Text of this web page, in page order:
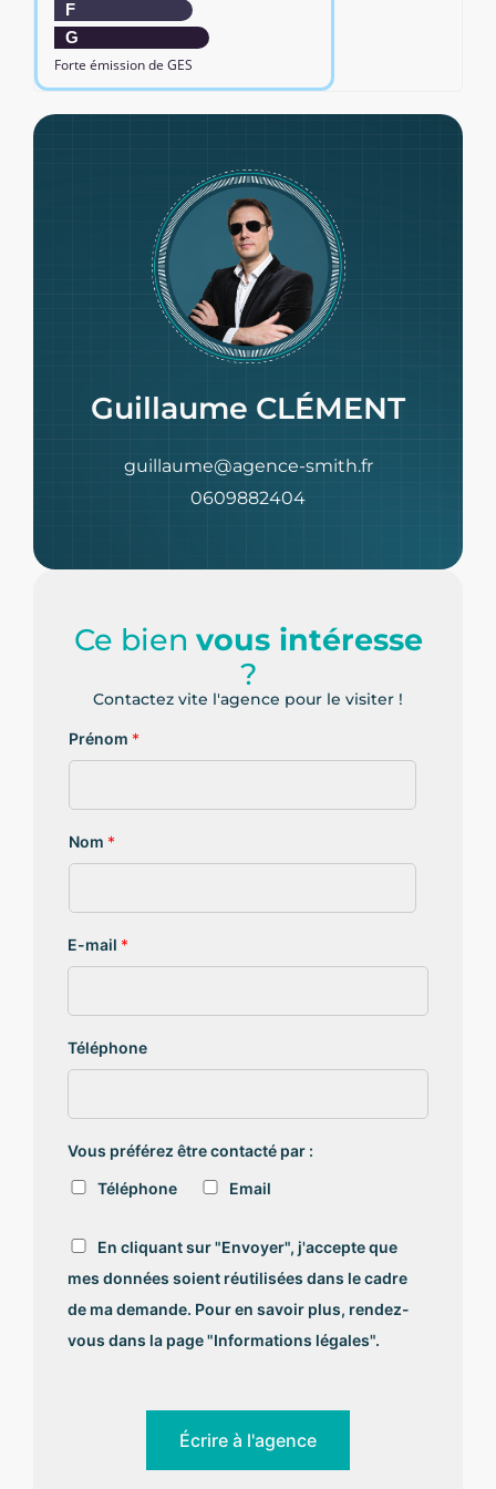
F
G
Forte émission de GES
Guillaume CLÉMENT
guillaume@agence-smith.fr
0609882404
Ce bien vous intéresse
?
Contactez vite l'agence pour le visiter !
Prénom *
Nom *
E-mail *
Téléphone
Vous préférez être contacté par :
Téléphone
Email
R
G
P
D
*
En cliquant sur "Envoyer", j'accepte que
mes données soient réutilisées dans le cadre
de ma demande. Pour en savoir plus, rendez-
vous dans la page "Informations légales".
Écrire à l'agence